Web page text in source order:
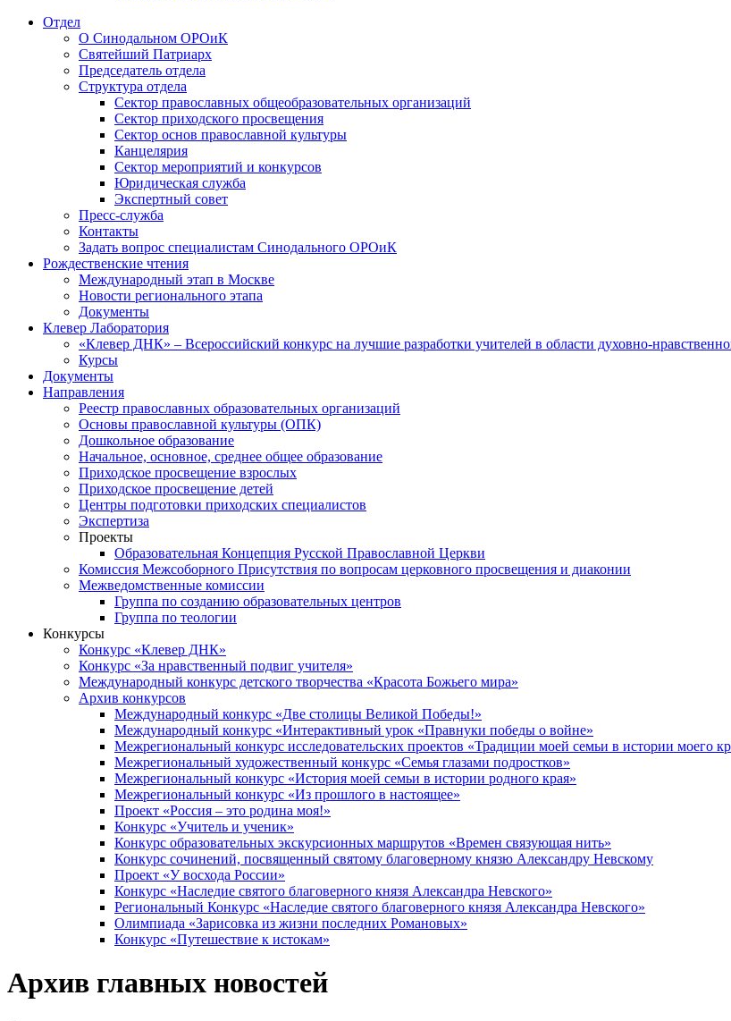
Отдел
О Синодальном ОРОиК
Святейший Патриарх
Председатель отдела
Структура отдела
Сектор православных общеобразовательных организаций
Сектор приходского просвещения
Сектор основ православной культуры
Канцелярия
Сектор мероприятий и конкурсов
Юридическая служба
Экспертный совет
Пресс-служба
Контакты
Задать вопрос специалистам Синодального ОРОиК
Рождественские чтения
Международный этап в Москве
Новости регионального этапа
Документы
Клевер Лаборатория
«Клевер ДНК» – Всероссийский конкурс на лучшие разработки учителей в области духовно-
Курсы
Документы
Направления
Реестр православных образовательных организаций
Основы православной культуры (ОПК)
Дошкольное образование
Начальное, основное, среднее общее образование
Приходское просвещение взрослых
Приходское просвещение детей
Центры подготовки приходских специалистов
Экспертиза
Проекты
Образовательная Концепция Русской Православной Церкви
Комиссия Межсоборного Присутствия по вопросам церковного просвещения и диаконии
Межведомственные комиссии
Группа по созданию образовательных центров
Группа по теологии
Конкурсы
Конкурс «Клевер ДНК»
Конкурс «За нравственный подвиг учителя»
Международный конкурс детского творчества «Красота Божьего мира»
Архив конкурсов
Международный конкурс «Две столицы Великой Победы!»
Международный конкурс «Интерактивный урок «Правнуки победы о войне»
Межрегиональный конкурс исследовательских проектов «Традиции моей семьи в истории моего
Межрегиональный художественный конкурс «Семья глазами подростков»
Межрегиональный конкурс «История моей семьи в истории родного края»
Межрегиональный конкурс «Из прошлого в настоящее»
Проект «Россия – это родина моя!»
Конкурс «Учитель и ученик»
Конкурс образовательных экскурсионных маршрутов «Времен связующая нить»
Конкурс сочинений, посвященный святому благоверному князю Александру Невскому
Проект «У восхода России»
Конкурс «Наследие святого благоверного князя Александра Невского»
Региональный Конкурс «Наследие святого благоверного князя Александра Невского»
Олимпиада «Зарисовка из жизни последних Романовых»
Конкурс «Путешествие к истокам»
Архив главных новостей